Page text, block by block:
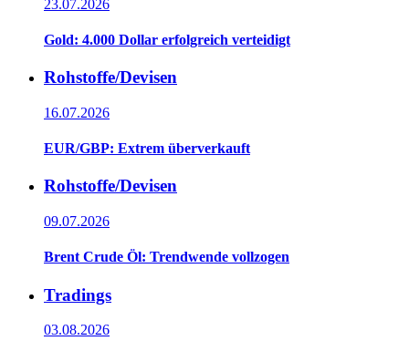
23.07.2026
Gold: 4.000 Dollar erfolgreich verteidigt
Rohstoffe/Devisen
16.07.2026
EUR/GBP: Extrem überverkauft
Rohstoffe/Devisen
09.07.2026
Brent Crude Öl: Trendwende vollzogen
Tradings
03.08.2026